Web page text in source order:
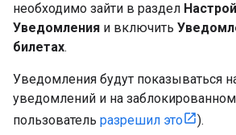
необходимо зайти в раздел
Уведомления и включить
билетах.
Уведомления будут показываться
уведомлений и на
пользователь разрешил это ).